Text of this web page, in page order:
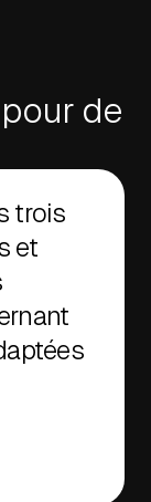
de
trois
et